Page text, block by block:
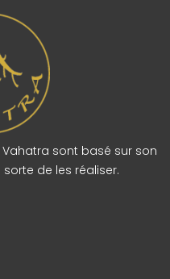
sont basé sur son
de les réaliser.